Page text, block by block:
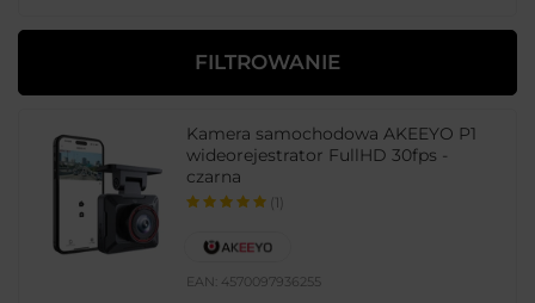
FILTROWANIE
Kamera samochodowa AKEEYO P1
wideorejestrator FullHD 30fps -
czarna
(1)
EAN: 4570097936255